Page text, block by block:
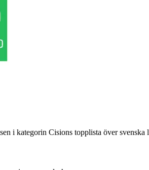
i kategorin Cisions topplista över